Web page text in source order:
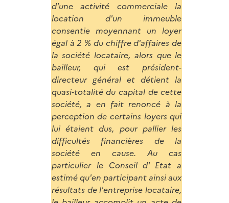
d'une activité commerciale la
location d'un immeuble
consentie moyennant un loyer
égal à 2 % du chiffre d'affaires de
la société locataire, alors que le
bailleur, qui est président-
directeur général et détient la
quasi-totalité du capital de cette
société, a en fait renoncé à la
perception de certains loyers qui
lui étaient dus, pour pallier les
difficultés financières de la
société en cause. Au cas
particulier le Conseil d' Etat a
estimé qu'en participant ainsi aux
résultats de l'entreprise locataire,